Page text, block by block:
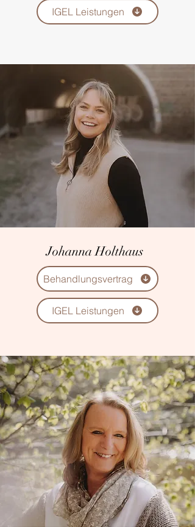
IGEL Leistungen
Johanna Holthaus
Behandlungsvertrag
IGEL Leistungen